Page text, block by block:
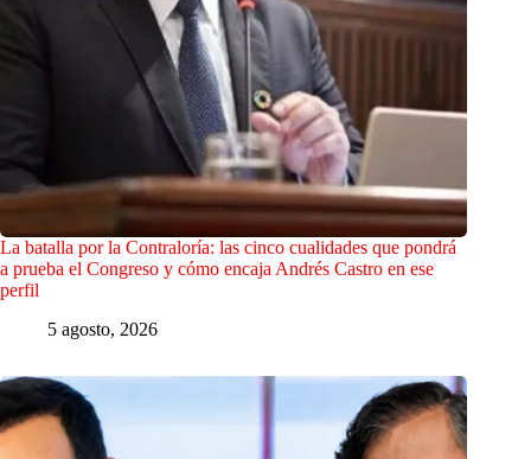
La batalla por la Contraloría: las cinco cualidades que pondrá
a prueba el Congreso y cómo encaja Andrés Castro en ese
perfil
5 agosto, 2026